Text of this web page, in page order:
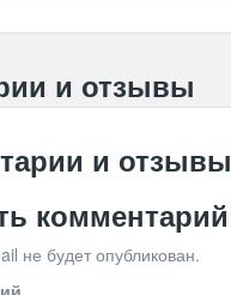
и отзывы
и отзывы
комментарий
не будет опубликован.